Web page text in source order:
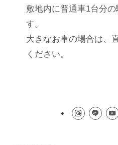
敷地内に普通車1台分
す。
大きなお車の場合は、
ください。